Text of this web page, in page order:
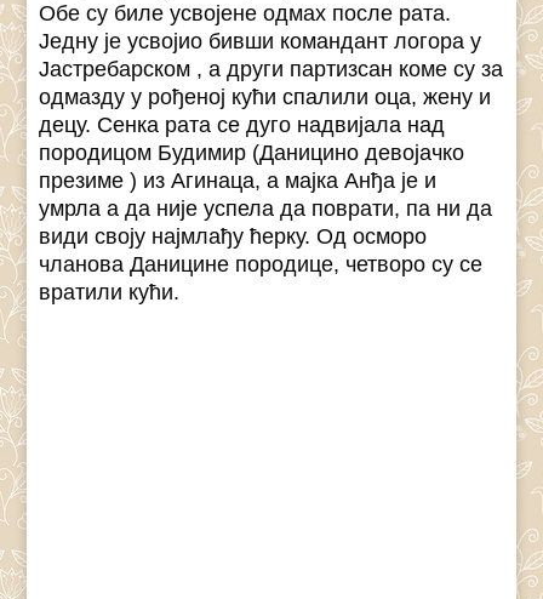
Обе су биле усвојене одмах после рата.
Једну је усвојио бивши командант логора у
Јастребарском , а други партизсан коме су за
одмазду у рођеној кући спалили оца, жену и
децу. Сенка рата се дуго надвијала над
породицом Будимир (Даницино девојачко
презиме ) из Агинаца, а мајка Анђа је и
умрла а да није успела да поврати, па ни да
види своју најмлађу ћерку. Од осморо
чланова Даницине породице, четворо су се
вратили кући.